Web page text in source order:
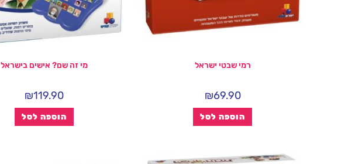
רמי שבטי ישראל
₪69.90
הוספה לסל
מי זה שם? אישים בישראל
₪119.90
הוספה לסל